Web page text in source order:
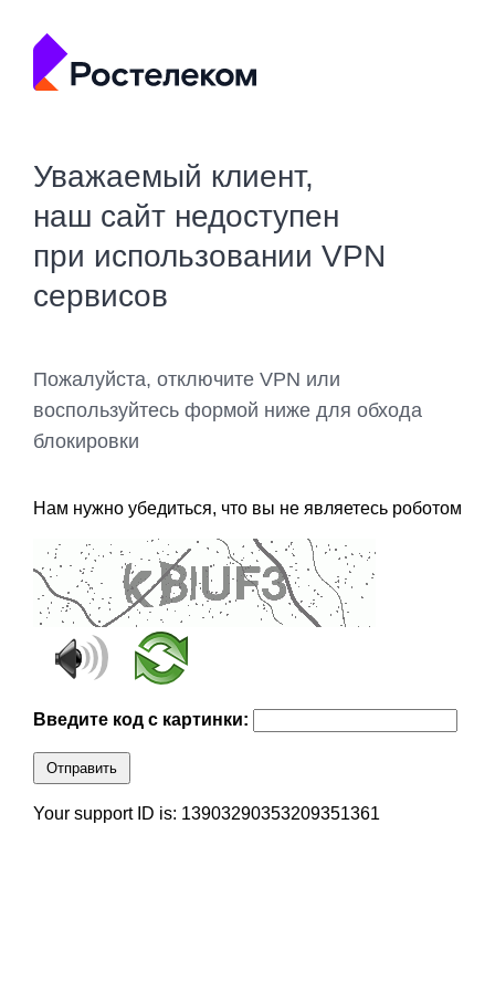
Уважаемый клиент,
наш сайт недоступен
при использовании VPN
сервисов
Пожалуйста, отключите VPN или
воспользуйтесь формой ниже для обхода
блокировки
Нам нужно убедиться, что вы не являетесь роботом
Введите код с картинки:
Отправить
Your support ID is: 13903290353209351361